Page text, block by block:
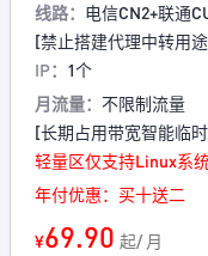
线路： 电信CN2+联通
[禁止搭建代理中转用
IP： 1个
月流量： 不限制流量
[长期占用带宽智能临
轻量区仅支持Linux系
年付优惠：买十送二
¥69.90 起/ 月